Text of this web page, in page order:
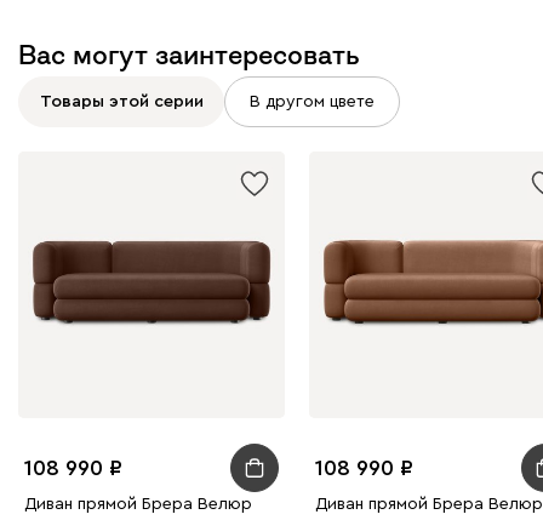
Вас могут заинтересовать
Товары этой серии В другом цвете
108 990
Диван прямой Брера Велюр
108 990
Диван прямой Брера Велюр